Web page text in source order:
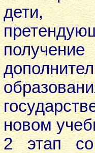
дети,
новом
2 этап